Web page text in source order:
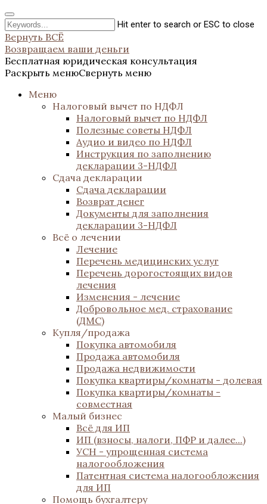
Hit enter to search or ESC to close
Вернуть ВСЁ
Возвращаем ваши деньги
Бесплатная юридическая консультация
Раскрыть менюСвернуть меню
Меню
Налоговый вычет по НДФЛ
Налоговый вычет по НДФЛ
Полезные советы НДФЛ
Аудио и видео по НДФЛ
Инструкция по заполнению
декларации 3-НДФЛ
Сдача декларации
Сдача декларации
Возврат денег
Документы для заполнения
декларации 3-НДФЛ
Всё о лечении
Лечение
Перечень медицинских услуг
Перечень дорогостоящих видов
лечения
Изменения - лечение
Добровольное мед. страхование
(ДМС)
Купля/продажа
Покупка автомобиля
Продажа автомобиля
Продажа недвижимости
Покупка квартиры/комнаты - долевая
Покупка квартиры/комнаты -
совместная
Малый бизнес
Всё для ИП
ИП (взносы, налоги, ПФР и далее...)
УСН - упрощенная система
налогообложения
Патентная система налогообложения
для ИП
Помощь бухгалтеру